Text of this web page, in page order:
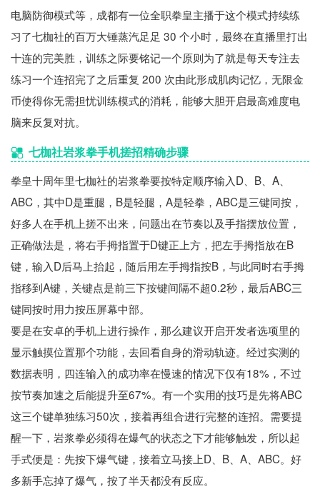
电脑防御模式等，成都有一位全职拳皇主播于这个模式持续练
习了七枷社的百万大锤蒸汽足足 30 个小时，最终在直播里打出
十连的完美胜，训练之际要铭记一个原则为了就是每天专注去
练习一个连招完了之后重复 200 次由此形成肌肉记忆，无限金
币使得你无需担忧训练模式的消耗，能够大胆开启最高难度电
脑来反复对抗。
七枷社岩浆拳手机搓招精确步骤
拳皇十周年里七枷社的岩浆拳要按特定顺序输入D、B、A、
ABC，其中D是重腿，B是轻腿，A是轻拳，ABC是三键同按，
好多人在手机上搓不出来，问题出在节奏以及手指摆放位置，
正确做法是，将右手拇指置于D键正上方，把左手拇指放在B
键，输入D后马上抬起，随后用左手拇指按B，与此同时右手拇
指移到A键，关键点是前三下按键间隔不超0.2秒，最后ABC三
键同按时用力按压屏幕中部。
要是在安卓的手机上进行操作，那么建议开启开发者选项里的
显示触摸位置那个功能，去回看自身的滑动轨迹。经过实测的
数据表明，四连输入的成功率在慢速的情况下仅有18%，不过
按节奏加速之后能提升至67%。有一个实用的技巧是先将ABC
这三个键单独练习50次，接着再组合进行完整的连招。需要提
醒一下，岩浆拳必须得在爆气的状态之下才能够触发，所以起
手式便是：先按下爆气键，接着立马接上D、B、A、ABC。好
多新手忘掉了爆气，按了半天都没有反应。